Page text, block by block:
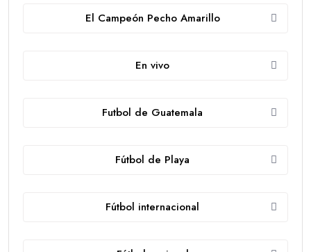
El Campeón Pecho Amarillo
En vivo
Futbol de Guatemala
Fútbol de Playa
Fútbol internacional